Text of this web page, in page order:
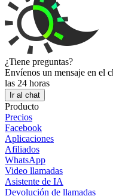
¿Tiene preguntas?
Envíenos un mensaje en el
las 24 horas
Ir al chat
Producto
Precios
Facebook
Aplicaciones
Afiliados
WhatsApp
Video llamadas
Asistente de IA
Devolución de llamadas